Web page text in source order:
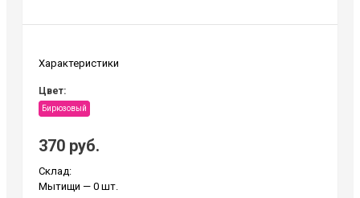
Характеристики
Цвет:
Бирюзовый
370 руб.
Склад:
Мытищи — 0 шт.